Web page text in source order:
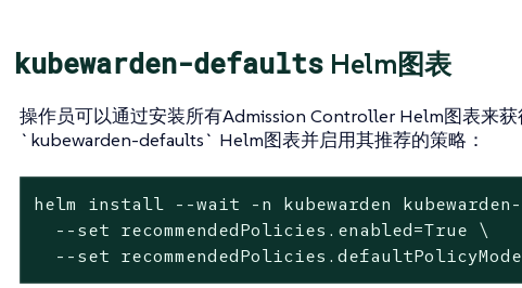
kubewarden-defaultsHelm图表
操作员可以通过安装所有Admission Controller Helm图表来
`kubewarden-defaults` Helm图表并启用其推荐的策略：
helm install --wait -n kubewarden
  --set recommendedPolicies.enabled=True \
--set